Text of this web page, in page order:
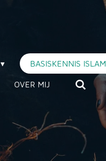
BASISKENNIS ISLAM
OVER MIJ